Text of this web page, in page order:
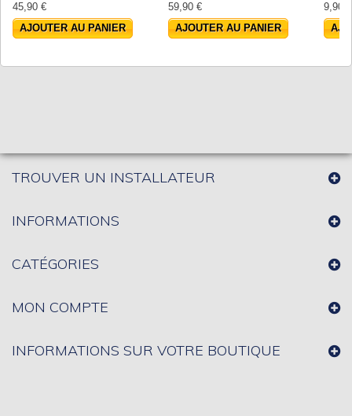
45,90 €
AJOUTER AU PANIER
59,90 €
AJOUTER AU PANIER
9,90 €
TROUVER UN INSTALLATEUR
INFORMATIONS
CATÉGORIES
MON COMPTE
INFORMATIONS SUR VOTRE BOUTIQUE